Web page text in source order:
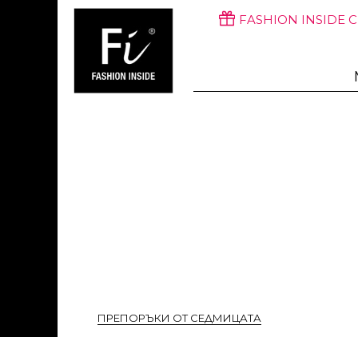
FASHION INSIDE
ПРЕПОРЪКИ ОТ СЕДМИЦАТА